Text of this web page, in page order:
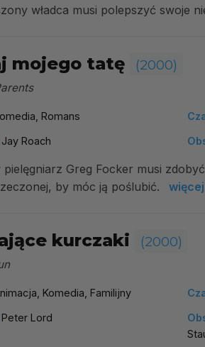
władca musi polepszyć swoje
mojego tatę (2000)
Romans
Jay Roach
pielęgniarz Greg Focker musi
by móc ją poślubić.
więcej
kurczaki (2000)
Komedia, Familijny
Peter Lord